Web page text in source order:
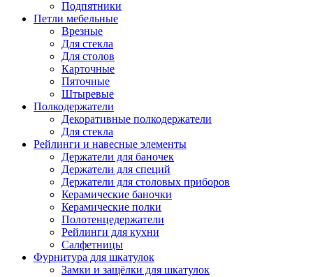
Подпятники
Петли мебельные
Врезные
Для стекла
Для столов
Карточные
Пяточные
Штыревые
Полкодержатели
Декоративные полкодержатели
Для стекла
Рейлинги и навесные элементы
Держатели для баночек
Держатели для специй
Держатели для столовых приборов
Керамические баночки
Керамические полки
Полотенцедержатели
Рейлинги для кухни
Салфетницы
Фурнитура для шкатулок
Замки и защёлки для шкатулок